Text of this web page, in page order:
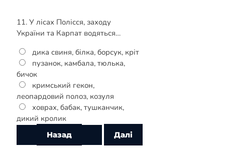
11. У лісах Полісся, заходу
України та Карпат водяться…
дика свиня, білка, борсук, кріт
пузанок, камбала, тюлька,
бичок
кримський гекон,
леопардовий полоз, козуля
ховрах, бабак, тушканчик,
дикий кролик